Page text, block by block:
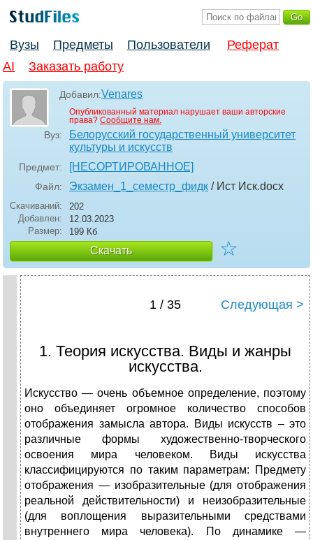
Вузы Предметы Пользователи
Реферат
AI
Заказать работу
Добавил:Venares
Опубликованный материал нарушает ваши авторские
права? Сообщите нам.
Вуз:
Белорусский государственный университет
культуры и искусств
Предмет: [НЕСОРТИРОВАННОЕ]
Файл: Экзамен_1_семестр_фидк / Ист Иск.docx
Скачиваний:
202
Добавлен:
12.03.2023
Размер:
199 Кб
Скачать ☆
1 / 35 Следующая >
1. Теория искусства. Виды и жанры
искусства.
Искусство — очень объемное определение, поэтому
оно объединяет огромное количество способов
отображения замысла автора. Виды искусств – это
различные формы художественно-творческого
освоения мира человеком. Виды искусства
классифицируются по таким параметрам: Предмету
отображения — изобразительные (для отображения
реальной действительности) и неизобразительные
(для воплощения выразительными средствами
внутреннего мира человека). По динамике —